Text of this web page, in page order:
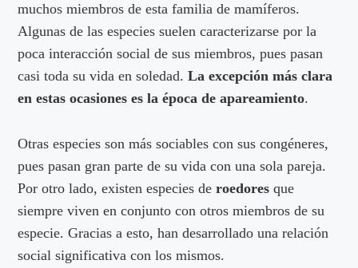
muchos miembros de esta familia de mamíferos.
Algunas de las especies suelen caracterizarse por la
poca interacción social de sus miembros, pues pasan
casi toda su vida en soledad.La excepción más clara
en estas ocasiones es la época de apareamiento.
Otras especies son más sociables con sus congéneres,
pues pasan gran parte de su vida con una sola pareja.
Por otro lado, existen especies deroedores que
siempre viven en conjunto con otros miembros de su
especie. Gracias a esto, han desarrollado una relación
social significativa con los mismos.